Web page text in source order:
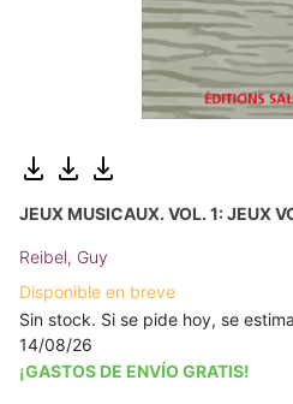
JEUX MUSICAUX. VOL. 1: JEUX
Reibel, Guy
Disponible en breve
Sin stock. Si se pide hoy, se
14/08/26
¡GASTOS DE ENVÍO GRATIS!